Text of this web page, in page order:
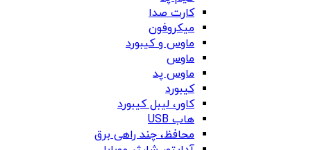
کارت صدا
میکروفون
ماوس و کیبورد
ماوس
ماوس پد
کیبورد
کاور، لیبل کیبورد
هاب USB
محافظ، چند راهی برق